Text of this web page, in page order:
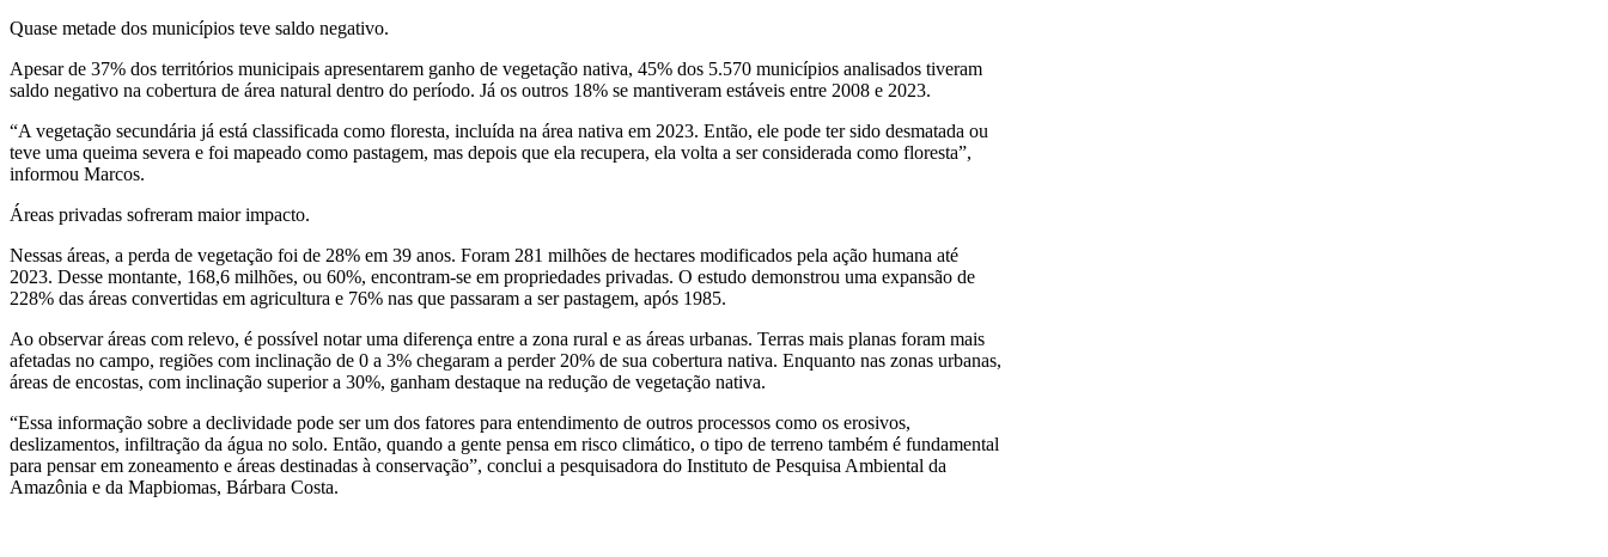
Quase metade dos municípios teve saldo negativo.
Apesar de 37% dos territórios municipais apresentarem ganho de vegetação nativa, 45% dos 5.570 municípios analisados tiveram
saldo negativo na cobertura de área natural dentro do período. Já os outros 18% se mantiveram estáveis entre 2008 e 2023.
“A vegetação secundária já está classificada como floresta, incluída na área nativa em 2023. Então, ele pode ter sido desmatada ou
teve uma queima severa e foi mapeado como pastagem, mas depois que ela recupera, ela volta a ser considerada como floresta”,
informou Marcos.
Áreas privadas sofreram maior impacto.
Nessas áreas, a perda de vegetação foi de 28% em 39 anos. Foram 281 milhões de hectares modificados pela ação humana até
2023. Desse montante, 168,6 milhões, ou 60%, encontram-se em propriedades privadas. O estudo demonstrou uma expansão de
228% das áreas convertidas em agricultura e 76% nas que passaram a ser pastagem, após 1985.
Ao observar áreas com relevo, é possível notar uma diferença entre a zona rural e as áreas urbanas. Terras mais planas foram mais
afetadas no campo, regiões com inclinação de 0 a 3% chegaram a perder 20% de sua cobertura nativa. Enquanto nas zonas urbanas,
áreas de encostas, com inclinação superior a 30%, ganham destaque na redução de vegetação nativa.
“Essa informação sobre a declividade pode ser um dos fatores para entendimento de outros processos como os erosivos,
deslizamentos, infiltração da água no solo. Então, quando a gente pensa em risco climático, o tipo de terreno também é fundamental
para pensar em zoneamento e áreas destinadas à conservação”, conclui a pesquisadora do Instituto de Pesquisa Ambiental da
Amazônia e da Mapbiomas, Bárbara Costa.